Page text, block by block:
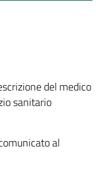
del medico
sanitario
al